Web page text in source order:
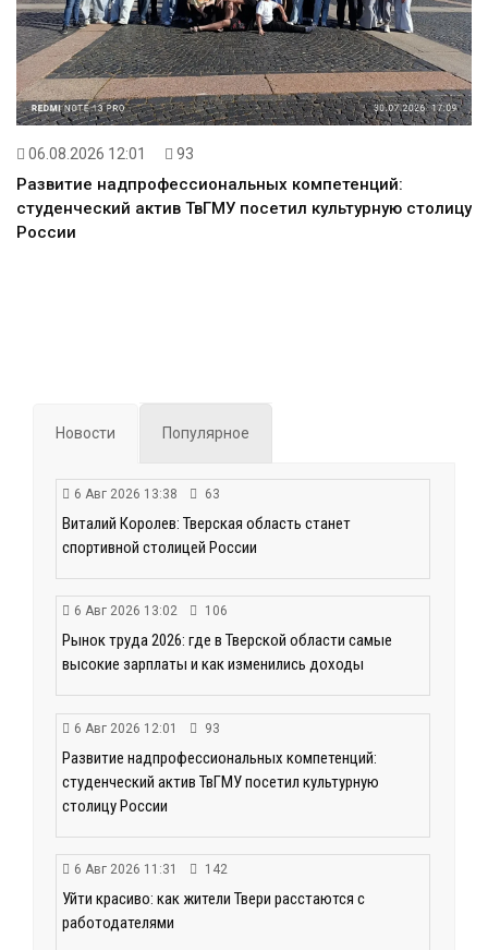
06.08.2026 12:01 93
Развитие надпрофессиональных компетенций:
студенческий актив ТвГМУ посетил культурную столицу
России
Новости Популярное
6 Авг 2026 13:38 63
Виталий Королев: Тверская область станет
спортивной столицей России
6 Авг 2026 13:02 106
Рынок труда 2026: где в Тверской области самые
высокие зарплаты и как изменились доходы
6 Авг 2026 12:01 93
Развитие надпрофессиональных компетенций:
студенческий актив ТвГМУ посетил культурную
столицу России
6 Авг 2026 11:31 142
Уйти красиво: как жители Твери расстаются с
работодателями